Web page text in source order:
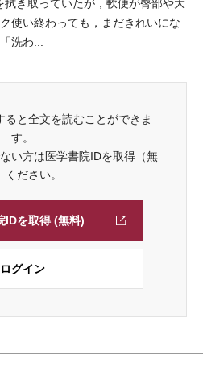
き取っていたが，軟便が臀部や大
使い終わっても，まだきれいにな
洗わ...
ると全文を読むことができま
す。
い方は医学書院IDを取得（無
ください。
IDを取得 (無料)
ログイン